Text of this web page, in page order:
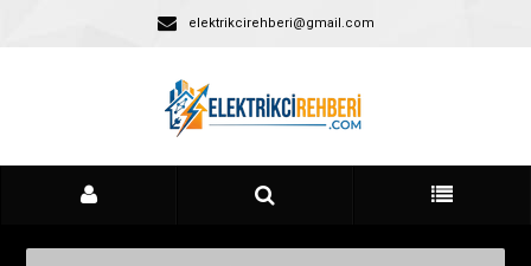
elektrikcirehberi@gmail.com